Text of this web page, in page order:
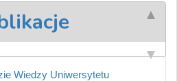
Wiedzy Uniwersytetu